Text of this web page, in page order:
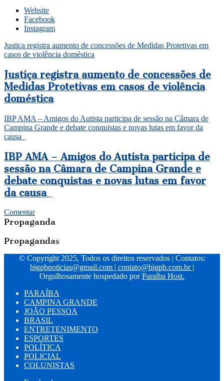
Website
Facebook
Instagram
Justiça registra aumento de concessões de Medidas Protetivas em
casos de violência doméstica
Justiça registra aumento de concessões de
Medidas Protetivas em casos de violência
doméstica
IBP AMA – Amigos do Autista participa de sessão na Câmara de
Campina Grande e debate conquistas e novas lutas em favor da
causa
IBP AMA – Amigos do Autista participa de
sessão na Câmara de Campina Grande e
debate conquistas e novas lutas em favor
da causa
Comentar
Propaganda
Propagandas
© Copyright 2025, Todos os direitos reservados | Contatos:
bigpbnoticias@gmail.com | contato@bigpb.com.br |
Orgulhosamente hospedado porParaíba Host.
PARAÍBA
CAMPINA GRANDE
JOÃO PESSOA
BRASIL
ENTRETENIMENTO
ESPORTES
POLÍTICA
POLICIAL
COLUNISTAS